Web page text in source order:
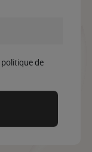
politique de